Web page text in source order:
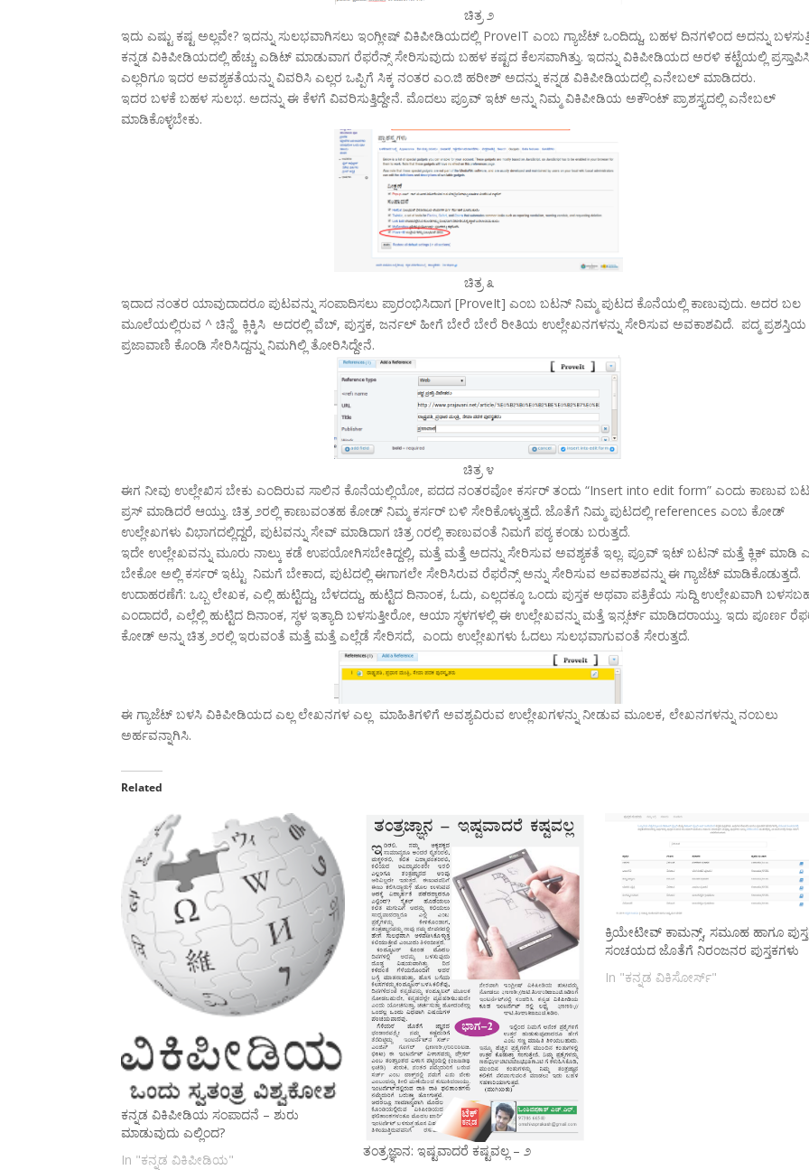
ಚಿತ್ರ ೨
ಇದು ಎಷ್ಟು ಕಷ್ಟ ಅಲ್ಲವೇ? ಇದನ್ನು ಸುಲಭವಾಗಿಸಲು ಇಂಗ್ಲೀಷ್ ವಿಕಿಪೀಡಿಯದಲ್ಲಿ ProveIT ಎಂಬ ಗ್ಯಾಜೆಟ್ ಒಂದಿದ್ದು, ಬಹಳ ದಿನಗಳಿಂದ ಅದನ್ನು
ಕನ್ನಡ ವಿಕಿಪೀಡಿಯದಲ್ಲಿ ಹೆಚ್ಚು ಎಡಿಟ್ ಮಾಡುವಾಗ ರೆಫರೆನ್ಸ್ ಸೇರಿಸುವುದು ಬಹಳ ಕಷ್ಟದ ಕೆಲಸವಾಗಿತ್ತು. ಇದನ್ನು ವಿಕಿಪೀಡಿಯದ ಅರಳಿ ಕಟ್ಟೆಯಲ್ಲಿ
ಎಲ್ಲರಿಗೂ ಇದರ ಅವಶ್ಯಕತೆಯನ್ನು ವಿವರಿಸಿ ಎಲ್ಲರ ಒಪ್ಪಿಗೆ ಸಿಕ್ಕ ನಂತರ ಎಂ.ಜಿ ಹರೀಶ್ ಅದನ್ನು ಕನ್ನಡ ವಿಕಿಪೀಡಿಯದಲ್ಲಿ ಎನೇಬಲ್ ಮಾಡಿದರು.
ಇದರ ಬಳಕೆ ಬಹಳ ಸುಲಭ. ಅದನ್ನು ಈ ಕೆಳಗೆ ವಿವರಿಸುತ್ತಿದ್ದೇನೆ. ಮೊದಲು ಪ್ರೂವ್ ಇಟ್ ಅನ್ನು ನಿಮ್ಮ ವಿಕಿಪೀಡಿಯ ಅಕೌಂಟ್ ಪ್ರಾಶಸ್ತ್ಯದಲ್ಲಿ ಎನೇಬಲ್
ಮಾಡಿಕೊಳ್ಳಬೇಕು.
ಚಿತ್ರ ೩
ಇದಾದ ನಂತರ ಯಾವುದಾದರೂ ಪುಟವನ್ನು ಸಂಪಾದಿಸಲು ಪ್ರಾರಂಭಿಸಿದಾಗ [ProveIt] ಎಂಬ ಬಟನ್ ನಿಮ್ಮ ಪುಟದ ಕೊನೆಯಲ್ಲಿ ಕಾಣುವುದು. ಅದರ ಬಲ
ಮೂಲೆಯಲ್ಲಿರುವ ^ ಚಿನ್ಹೆ ಕ್ಲಿಕ್ಕಿಸಿ ಅದರಲ್ಲಿ ವೆಬ್, ಪುಸ್ತಕ, ಜರ್ನಲ್ ಹೀಗೆ ಬೇರೆ ಬೇರೆ ರೀತಿಯ ಉಲ್ಲೇಖನಗಳನ್ನು ಸೇರಿಸುವ ಅವಕಾಶವಿದೆ. ಪದ್ಮ ಪ್ರಶಸ್ತಿಯ
ಪ್ರಜಾವಾಣಿ ಕೊಂಡಿ ಸೇರಿಸಿದ್ದನ್ನು ನಿಮಗಿಲ್ಲಿ ತೋರಿಸಿದ್ದೇನೆ.
ಚಿತ್ರ ೪
ಈಗ ನೀವು ಉಲ್ಲೇಖಿಸ ಬೇಕು ಎಂದಿರುವ ಸಾಲಿನ ಕೊನೆಯಲ್ಲಿಯೋ, ಪದದ ನಂತರವೋ ಕರ್ಸರ್ ತಂದು “Insert into edit form” ಎಂದು ಕಾಣುವ
ಪ್ರಸ್ ಮಾಡಿದರೆ ಆಯ್ತು. ಚಿತ್ರ ೨ರಲ್ಲಿ ಕಾಣುವಂತಹ ಕೋಡ್ ನಿಮ್ಮ ಕರ್ಸರ್ ಬಳಿ ಸೇರಿಕೊಳ್ಳುತ್ತದೆ. ಜೊತೆಗೆ ನಿಮ್ಮ ಪುಟದಲ್ಲಿ references ಎಂಬ ಕೋಡ್
ಉಲ್ಲೇಖಗಳು ವಿಭಾಗದಲ್ಲಿದ್ದರೆ, ಪುಟವನ್ನು ಸೇವ್ ಮಾಡಿದಾಗ ಚಿತ್ರ ೧ರಲ್ಲಿ ಕಾಣುವಂತೆ ನಿಮಗೆ ಪಠ್ಯ ಕಂಡು ಬರುತ್ತದೆ.
ಇದೇ ಉಲ್ಲೇಖವನ್ನು ಮೂರು ನಾಲ್ಕು ಕಡೆ ಉಪಯೋಗಿಸಬೇಕಿದ್ದಲ್ಲಿ, ಮತ್ತೆ ಮತ್ತೆ ಅದನ್ನು ಸೇರಿಸುವ ಅವಶ್ಯಕತೆ ಇಲ್ಲ. ಪ್ರೂವ್ ಇಟ್ ಬಟನ್ ಮತ್ತೆ ಕ್ಲಿಕ್ ಮಾಡಿ
ಬೇಕೋ ಅಲ್ಲಿ ಕರ್ಸರ್ ಇಟ್ಟು ನಿಮಗೆ ಬೇಕಾದ, ಪುಟದಲ್ಲಿ ಈಗಾಗಲೇ ಸೇರಿಸಿರುವ ರೆಫರೆನ್ಸ್ ಅನ್ನು ಸೇರಿಸುವ ಅವಕಾಶವನ್ನು ಈ ಗ್ಯಾಜೆಟ್ ಮಾಡಿಕೊಡುತ್ತದೆ.
ಉದಾಹರಣೆಗೆ: ಒಬ್ಬ ಲೇಖಕ, ಎಲ್ಲಿ ಹುಟ್ಟಿದ್ದು, ಬೆಳದದ್ದು, ಹುಟ್ಟಿದ ದಿನಾಂಕ, ಓದು, ಎಲ್ಲದಕ್ಕೂ ಒಂದು ಪುಸ್ತಕ ಅಥವಾ ಪತ್ರಿಕೆಯ ಸುದ್ದಿ ಉಲ್ಲೇಖವಾಗಿ
ಎಂದಾದರೆ, ಎಲ್ಲೆಲ್ಲಿ ಹುಟ್ಟಿದ ದಿನಾಂಕ, ಸ್ಥಳ ಇತ್ಯಾದಿ ಬಳಸುತ್ತೀರೋ, ಆಯಾ ಸ್ಥಳಗಳಲ್ಲಿ ಈ ಉಲ್ಲೇಖವನ್ನು ಮತ್ತೆ ಇನ್ಸರ್ಟ್ ಮಾಡಿದರಾಯ್ತು. ಇದು ಪೂರ್ಣ
ಕೋಡ್ ಅನ್ನು ಚಿತ್ರ ೨ರಲ್ಲಿ ಇರುವಂತೆ ಮತ್ತೆ ಮತ್ತೆ ಎಲ್ಲೆಡೆ ಸೇರಿಸದೆ, ಎಂದು ಉಲ್ಲೇಖಗಳು ಓದಲು ಸುಲಭವಾಗುವಂತೆ ಸೇರುತ್ತದೆ.
ಈ ಗ್ಯಾಜೆಟ್ ಬಳಸಿ ವಿಕಿಪೀಡಿಯದ ಎಲ್ಲ ಲೇಖನಗಳ ಎಲ್ಲ ಮಾಹಿತಿಗಳಿಗೆ ಅವಶ್ಯವಿರುವ ಉಲ್ಲೇಖಗಳನ್ನು ನೀಡುವ ಮೂಲಕ, ಲೇಖನಗಳನ್ನು ನಂಬಲು
ಅರ್ಹವನ್ನಾಗಿಸಿ.
Related
ಕನ್ನಡ ವಿಕಿಪೀಡಿಯ ಸಂಪಾದನೆ – ಶುರು
ಮಾಡುವುದು ಎಲ್ಲಿಂದ?
In "ಕನ್ನಡ ವಿಕಿಪೀಡಿಯ"
ತಂತ್ರಜ್ಞಾನ: ಇಷ್ಟವಾದರೆ ಕಷ್ಟವಲ್ಲ – ೨
ಕ್ರಿಯೇಟೀವ್ ಕಾಮನ್ಸ್, ಸಮೂಹ ಹಾಗೂ
ಸಂಚಯದ ಜೊತೆಗೆ ನಿರಂಜನರ ಪುಸ್ತಕಗಳು
In "ಕನ್ನಡ ವಿಕಿಸೋರ್ಸ್"